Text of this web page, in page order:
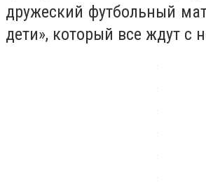
дружеский футбольный
дети», который все ждут с